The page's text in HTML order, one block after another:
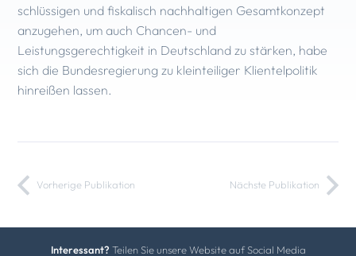
schlüssigen und fiskalisch nachhaltigen Gesamtkonzept
anzugehen, um auch Chancen- und
Leistungsgerechtigkeit in Deutschland zu stärken, habe
sich die Bundesregierung zu kleinteiliger Klientelpolitik
hinreißen lassen.
Vorherige Publikation Nächste Publikation
Interessant? Teilen Sie unsere Website auf Social Media